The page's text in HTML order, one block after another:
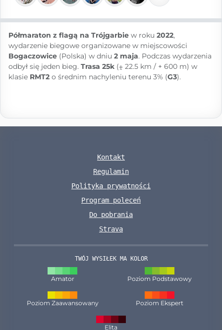
Półmaraton z flagą na Trójgarbie w roku 2022,
wydarzenie biegowe organizowane w miejscowości
Bogaczowice (Polska) w dniu 2 maja. Podczas wydarzenia
odbył się jeden bieg. Trasa 25k (⨦ 22.5 km / + 600 m) w
klasie RMT2 o średnim nachyleniu terenu 3% (G3).
Kontakt
Regulamin
Polityka prywatności
Program poleceń
Do pobrania
Strava
TWÓJ WYSIŁEK MA KOLOR
Amator Poziom Podstawowy
Poziom Zaawansowany Poziom Ekspert
Elita